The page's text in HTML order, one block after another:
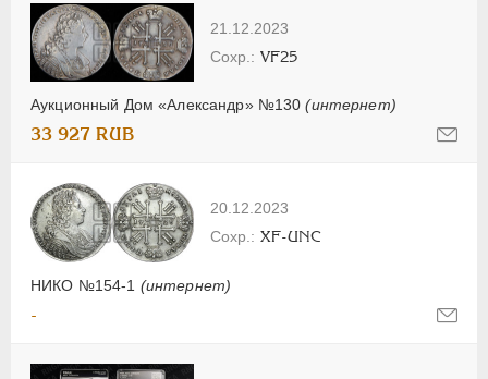
21.12.2023
Аукционный Дом «Александр» №130(интернет)
VF25
33 927 RUB
20.12.2023
НИКО №154-1 (интернет)
XF-UNC
-